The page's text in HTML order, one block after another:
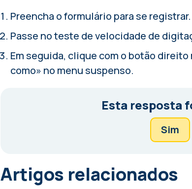
Preencha o formulário para se registrar.
Passe noteste de velocidade de
Em seguida, clique com o botão
como» no menu suspenso.
Esta resposta
Sim
Artigos relacionados